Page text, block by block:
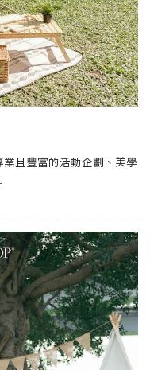
且豐富的活動企劃、美學